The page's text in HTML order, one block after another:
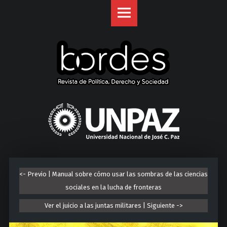
U
n
i
v
r
s
i
d
a
<- Previo | Manual sobre cómo usar las sombras de las ciencias
sociales en la lucha de fronteras
Ver el juicio a las juntas militares | Siguiente ->